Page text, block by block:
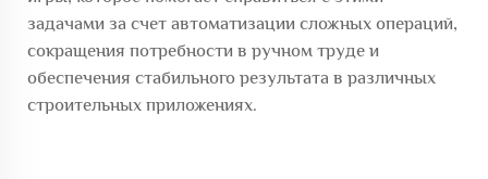
задачами за счет автоматизации сложных операций,
сокращения потребности в ручном труде и
обеспечения стабильного результата в различных
строительных приложениях.